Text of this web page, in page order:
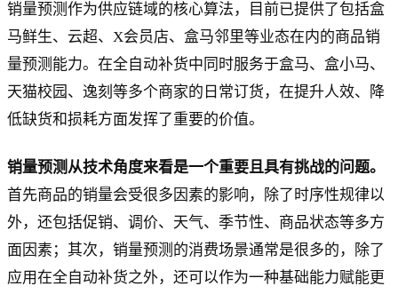
销量预测作为供应链域的核心算法，目前已提供了包括盒
马鲜生、云超、X会员店、盒马邻里等业态在内的商品销
量预测能力。在全自动补货中同时服务于盒马、盒小马、
天猫校园、逸刻等多个商家的日常订货，在提升人效、降
低缺货和损耗方面发挥了重要的价值。
销量预测从技术角度来看是一个重要且具有挑战的问题。
首先商品的销量会受很多因素的影响，除了时序性规律以
外，还包括促销、调价、天气、季节性、商品状态等多方
面因素；其次，销量预测的消费场景通常是很多的，除了
应用在全自动补货之外，还可以作为一种基础能力赋能更